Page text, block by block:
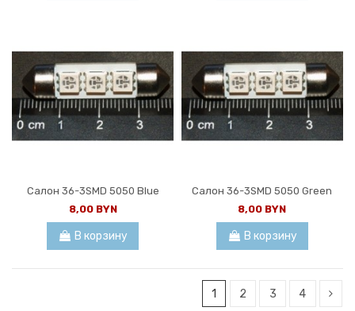
Салон 36-3SMD 5050 Blue
8,00 BYN
В корзину
Салон 36-3SMD 5050 Green
8,00 BYN
В корзину
1 2 3 4